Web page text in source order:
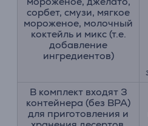
сорбет, смузи, мягкое
мороженое, молочный
коктейль и микс (т.е.
добавление
ингредиентов)
В комплект входят 3
контейнера (без BPA)
для приготовления и